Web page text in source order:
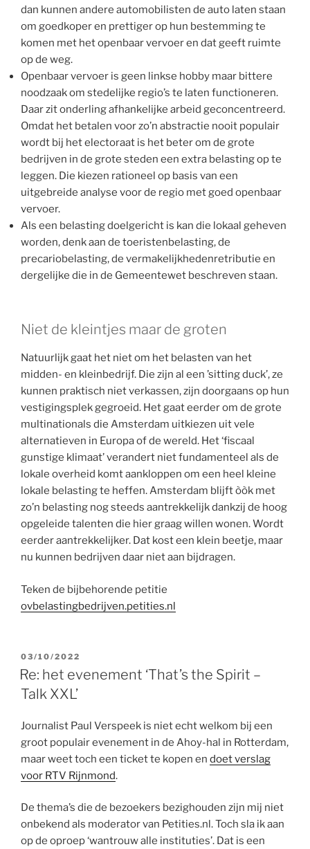
dan kunnen andere automobilisten de auto laten staan
om goedkoper en prettiger op hun bestemming te
komen met het openbaar vervoer en dat geeft ruimte
op de weg.
Openbaar vervoer is geen linkse hobby maar bittere
noodzaak om stedelijke regio’s te laten functioneren.
Daar zit onderling afhankelijke arbeid geconcentreerd.
Omdat het betalen voor zo’n abstractie nooit populair
wordt bij het electoraat is het beter om de grote
bedrijven in de grote steden een extra belasting op te
leggen. Die kiezen rationeel op basis van een
uitgebreide analyse voor de regio met goed openbaar
vervoer.
Als een belasting doelgericht is kan die lokaal geheven
worden, denk aan de toeristenbelasting, de
precariobelasting, de vermakelijkhedenretributie en
dergelijke die in de Gemeentewet beschreven staan.
Niet de kleintjes maar de groten
Natuurlijk gaat het niet om het belasten van het
midden- en kleinbedrijf. Die zijn al een ’sitting duck’, ze
kunnen praktisch niet verkassen, zijn doorgaans op hun
vestigingsplek gegroeid. Het gaat eerder om de grote
multinationals die Amsterdam uitkiezen uit vele
alternatieven in Europa of de wereld. Het ‘fiscaal
gunstige klimaat’ verandert niet fundamenteel als de
lokale overheid komt aankloppen om een heel kleine
lokale belasting te heffen. Amsterdam blijft òòk met
zo’n belasting nog steeds aantrekkelijk dankzij de hoog
opgeleide talenten die hier graag willen wonen. Wordt
eerder aantrekkelijker. Dat kost een klein beetje, maar
nu kunnen bedrijven daar niet aan bijdragen.
Teken de bijbehorende petitie
ovbelastingbedrijven.petities.nl
GEPLAATST
OP
03/10/2022
Re: het evenement ‘That’s the Spirit –
Talk XXL’
Journalist Paul Verspeek is niet echt welkom bij een
groot populair evenement in de Ahoy-hal in Rotterdam,
maar weet toch een ticket te kopen en doet verslag
voor RTV Rijnmond.
De thema’s die de bezoekers bezighouden zijn mij niet
onbekend als moderator van Petities.nl. Toch sla ik aan
op de oproep ‘wantrouw alle instituties’. Dat is een